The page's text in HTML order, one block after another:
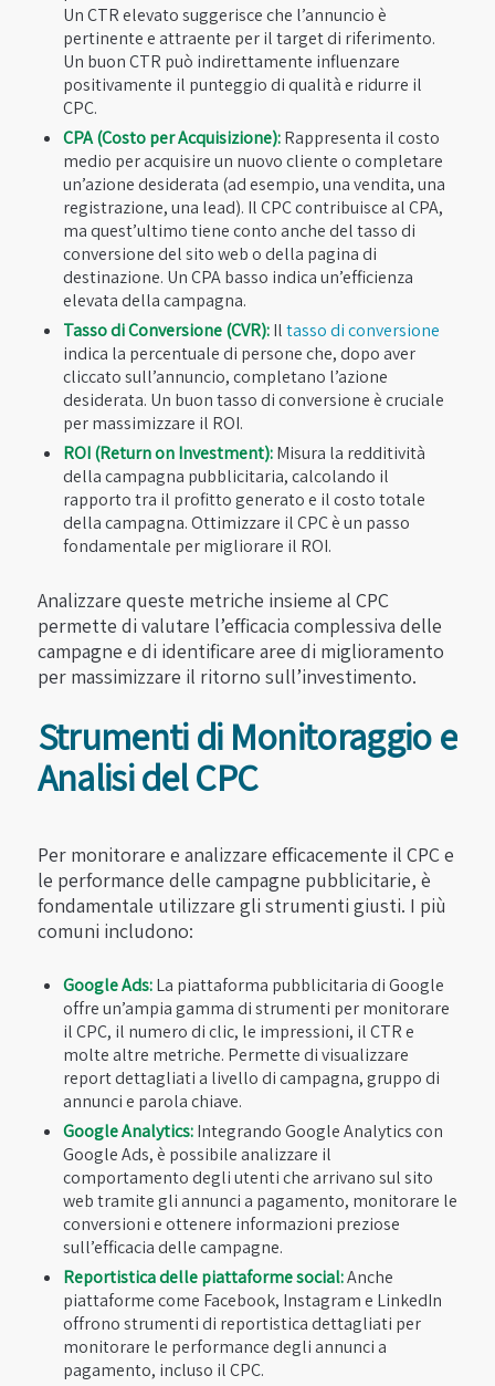
Un CTR elevato suggerisce che l’annuncio è
pertinente e attraente per il target di riferimento.
Un buon CTR può indirettamente influenzare
positivamente il punteggio di qualità e ridurre il
CPC.
CPA (Costo per Acquisizione):Rappresenta il costo
medio per acquisire un nuovo cliente o completare
un’azione desiderata (ad esempio, una vendita, una
registrazione, una lead). Il CPC contribuisce al CPA,
ma quest’ultimo tiene conto anche del tasso di
conversione del sito web o della pagina di
destinazione. Un CPA basso indica un’efficienza
elevata della campagna.
Tasso di Conversione (CVR):Iltasso di conversione
indica la percentuale di persone che, dopo aver
cliccato sull’annuncio, completano l’azione
desiderata. Un buon tasso di conversione è cruciale
per massimizzare il ROI.
ROI (Return on Investment):Misura la redditività
della campagna pubblicitaria, calcolando il
rapporto tra il profitto generato e il costo totale
della campagna. Ottimizzare il CPC è un passo
fondamentale per migliorare il ROI.
Analizzare queste metriche insieme al CPC
permette di valutare l’efficacia complessiva delle
campagne e di identificare aree di miglioramento
per massimizzare il ritorno sull’investimento.
Strumenti di Monitoraggio e
Analisi del CPC
Per monitorare e analizzare efficacemente il CPC e
le performance delle campagne pubblicitarie, è
fondamentale utilizzare gli strumenti giusti. I più
comuni includono:
Google Ads:La piattaforma pubblicitaria di Google
offre un’ampia gamma di strumenti per monitorare
il CPC, il numero di clic, le impressioni, il CTR e
molte altre metriche. Permette di visualizzare
report dettagliati a livello di campagna, gruppo di
annunci e parola chiave.
Google Analytics:Integrando Google Analytics con
Google Ads, è possibile analizzare il
comportamento degli utenti che arrivano sul sito
web tramite gli annunci a pagamento, monitorare le
conversioni e ottenere informazioni preziose
sull’efficacia delle campagne.
Reportistica delle piattaforme social:Anche
piattaforme come Facebook, Instagram e LinkedIn
offrono strumenti di reportistica dettagliati per
monitorare le performance degli annunci a
pagamento, incluso il CPC.